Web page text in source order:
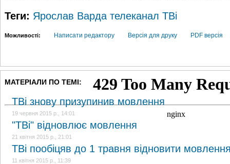
Теги: Ярослав Варда телеканал ТВі
Можливості: Написати редактору Версія для друку PDF версія
МАТЕРІАЛИ ПО ТЕМІ:
ТВі знову призупинив мовлення
19 червня 2015 р., 14:01
"ТВі" відновлює мовлення
21 квітня 2015 р., 21:01
ТВі пообіцяв до 1 травня відновити
11 квітня 2015 р., 11:39